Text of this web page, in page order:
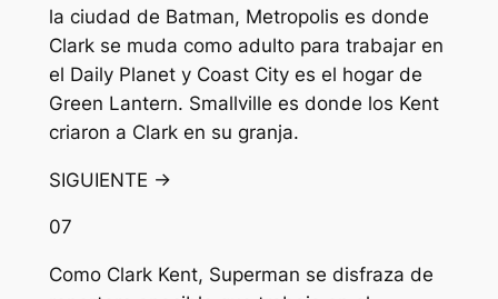
la ciudad de Batman, Metropolis es donde
Clark se muda como adulto para trabajar en
el Daily Planet y Coast City es el hogar de
Green Lantern. Smallville es donde los Kent
criaron a Clark en su granja.
SIGUIENTE →
07
Como Clark Kent, Superman se disfraza de